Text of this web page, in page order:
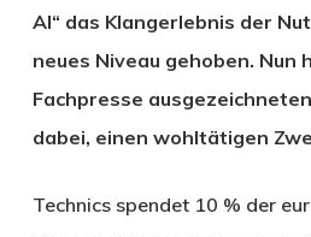
AI“ das Klangerlebnis der
neues Niveau gehoben. Nun
Fachpresse
dabei, einen wohltätigen
Technics spendet 10 % der